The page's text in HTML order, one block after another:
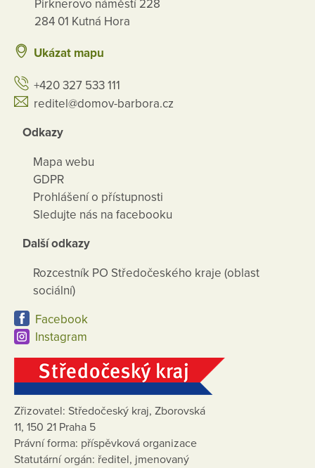
Pirknerovo náměstí 228
284 01 Kutná Hora
Ukázat mapu
+420 327 533 111
reditel@domov-barbora.cz
Odkazy
Mapa webu
GDPR
Prohlášení o přístupnosti
Sledujte nás na facebooku
Další odkazy
Rozcestník PO Středočeského kraje (oblast
sociální)
Facebook
Instagram
Zřizovatel: Středočeský kraj, Zborovská
11, 150 21 Praha 5
Právní forma: příspěvková organizace
Statutární orgán: ředitel, jmenovaný